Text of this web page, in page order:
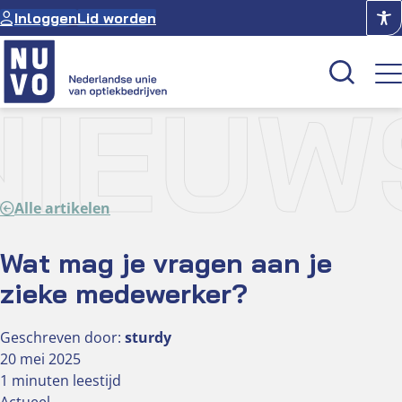
Ga
naar
de
inhoud
InloggenLid worden
Over NUVO
Alle artikelen
Wat mag je vragen aan je
zieke medewerker?
Geschreven door: sturdy
20 mei 2025
1 minuten leestijd